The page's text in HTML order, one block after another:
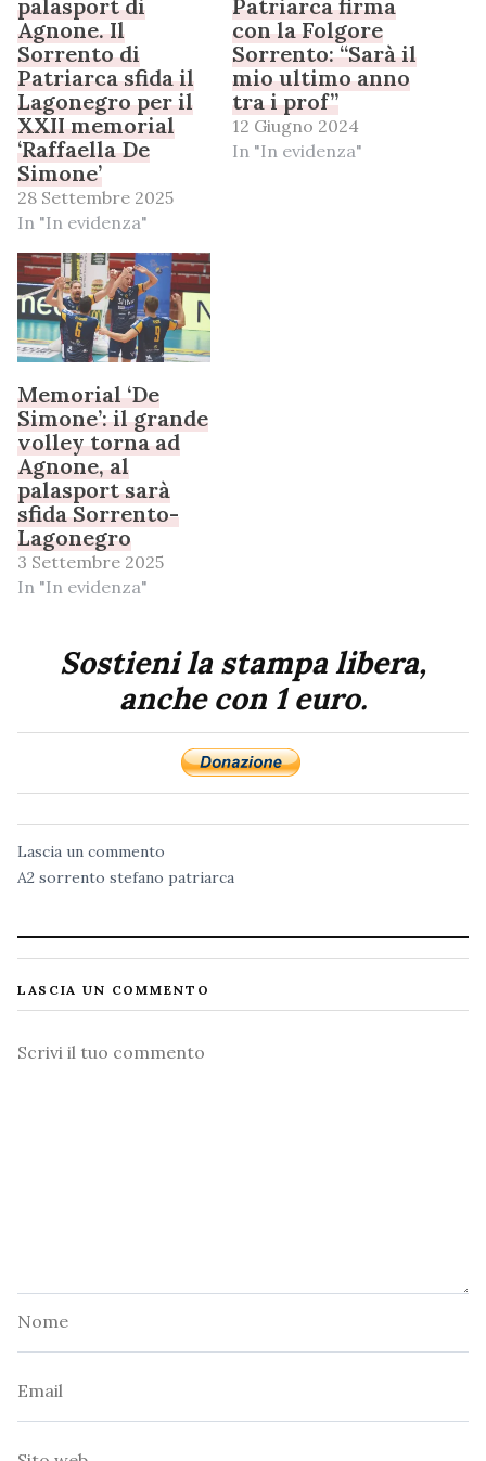
palasport di
Agnone. Il
Sorrento di
Patriarca sfida il
Lagonegro per il
XXII memorial
‘Raffaella De
Simone’
28 Settembre 2025
In "In evidenza"
Patriarca firma
con la Folgore
Sorrento: “Sarà il
mio ultimo anno
tra i prof”
12 Giugno 2024
In "In evidenza"
Memorial ‘De
Simone’: il grande
volley torna ad
Agnone, al
palasport sarà
sfida Sorrento-
Lagonegro
3 Settembre 2025
In "In evidenza"
Sostieni la stampa libera,
anche con 1 euro.
Lascia un commento
A2 sorrento stefano patriarca
LASCIA UN COMMENTO
Commento